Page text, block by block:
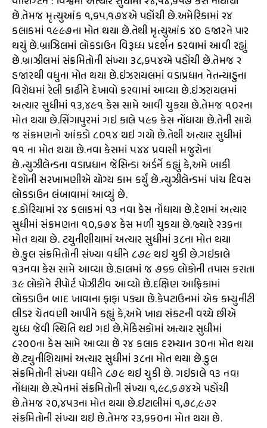
છે.તેમજ મૃત્યુઆંક ૧,૬૫,૧૭૪એ પહોંચી છે.અમેરિકામાં ૨૪
કલાકમાં ૧૯૯૭ના મોત થયા છે.તેથી મૃત્યુઆંક ૪૦ હજારને પાર
થયું છે.બ્રાઝિલમાં લોકડાઉન વિરૂધ્ધ પ્રદર્શન કરવામાં આવી રહ્યું
છે.બ્રાઝીલમાં સંક્રમિતોની સંખ્યા ૩૮,૬૫૪એ પહોંચી છે.તેમજ ૨
હજારથી વધુના મોત થયા છે.ઇઝરાયલમાં વડાપ્રધાન નેતન્યાહુના
વિરોધમાં રેલી કાઢીને દેખાવો કરવામાં આવ્યા છે.ઇઝરાયલમાં
અત્યાર સુધીમાં ૧૩,૪૯૧ કેસ સામે આવી ચુકયા છે.તેમજ ૧૦૨ના
મોત થયા છે.સિંગાપુરમાં ગઇ કાલે ૫૯૬ કેસ નોંધાયા છે.તેની સાથે
જ સંક્રમણનો આંકડો ૮૦૧૪ થઇ ગયો છે.તેથી અત્યાર સુધીમાં
૧૧ ના મોત થયા છે.નવા કેસમાં ૫૪૪ પ્રવાસી મજુરોના
છે.ન્યુઝીલેન્ડના વડાપ્રધાન જેસિન્ડા અર્ડર્ને કહ્યું કે,અમે બાકી
દેશોની સરખામણીએ યોગ્ય કામ કર્યું છે.ન્યુઝીલેન્ડમાં પાંચ દિવસ
લોકડાઉન લંબાવામાં આવ્યું છે.
દ.કોરિયામાં ૨૪ કલાકમાં ૧૩ નવા કેસ નોંધાયા છે.દેશમાં અત્યાર
સુધીમાં સંક્રમણના ૧૦,૬૭૪ કેસ મળી ચુકયા છે.જ્યારે ૨૩૬ના
મોત થયા છે. ટયુનીશીયામાં અત્યાર સુધીમાં ૩૮ના મોત થયા
છે.કુલ સંક્રમિતોની સંખ્યા વધીને ૮૭૯ થઇ ચુકી છે.ગઇકાલે
૧૩નવા કેસ સામે આવ્યા છે.હાલમાં જ ૭૬૬ લોકોની તપાસ કરાતા
૩૯ લોકોને રીપોર્ટ પોઝીટીવ આવ્યો છે.દક્ષિણ આફ્રિકામાં
લોકડાઉન બાદ ખાવાના ફાફા પડ્યા છે.કેપટાઉનમાં એક કમ્યુનીટી
લીડર ચેતવણી આપીને કહ્યું કે,અમે ખાદ્ય સંકટની વચ્ચે છીએ
યુધ્ધ જેવી સ્થિતિ થઇ ગઇ છે.મેકિસકોમાં અત્યાર સુધીમાં
૮૨૦૦ના કેસ સામે આવ્યા છે ૨૪ કલાક દરમ્યાન ૩૦ના મોત થયા
છે.ટ્યુનીશિયામાં અત્યાર સુધીમાં ૩૮ના મોત થયા છે.કુલ
સંક્રમિતોની સંખ્યા વધીને ૮૭૯ થઇ ચુકી છે. ગઇકાલે ૧૩ નવા
નોંધાયા છે.સ્પેનમાં સંક્રમિતોની સંખ્યા ૧,૯૮,૬૭૪એ પહોંચી
છે.તેમજ ૨૦,૪૫૩ના મોત થયા છે.ઇટાલીમાં ૧,૭૮,૯૭૨
સંક્રમિતોની સંખ્યા થઇ છે.તેમજ ૨૩,૬૬૦ના મોત થયા છે.